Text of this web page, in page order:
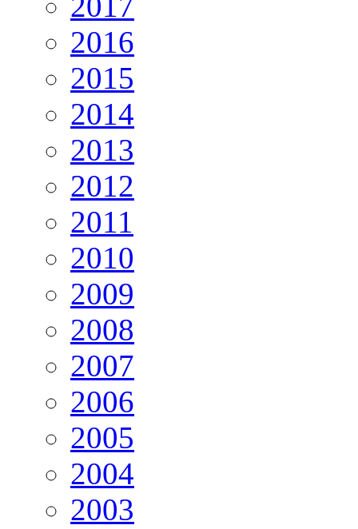
2016
2015
2014
2013
2012
2011
2010
2009
2008
2007
2006
2005
2004
2003